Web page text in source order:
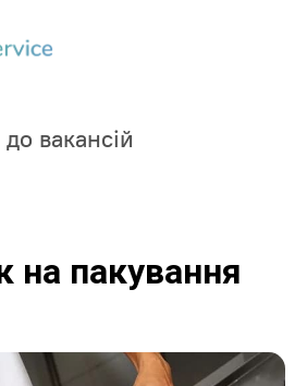
вакансій
на пакування